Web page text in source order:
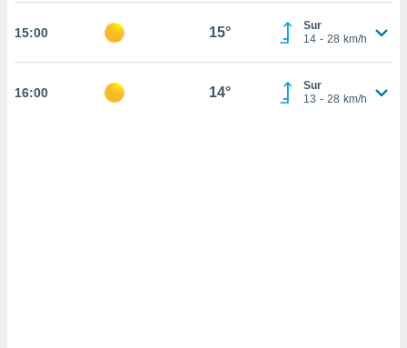
en
perfil
y
15:00 15°
Sur
14 - 28 km/h
16:00 14°
Sur
13 - 28 km/h